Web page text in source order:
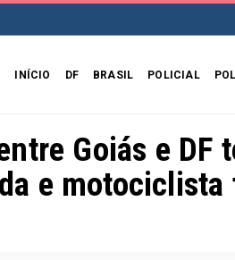
INÍCIO DF BRASIL POLICIAL
Goiás e DF
e motociclista